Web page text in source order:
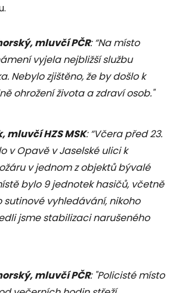
mluvčí PČR: “Na místo
vyjela nejbližší službu
Nebylo zjištěno, že by došlo k
ohrožení života a zdraví osob."
mluvčí HZS MSK: “Včera před 23.
v Opavě v Jaselské ulici k
v jednom z objektů bývalé
bylo 9 jednotek hasičů, včetně
sutinové vyhledávání, nikoho
jsme stabilizaci narušeného
mluvčí PČR: "Policisté místo